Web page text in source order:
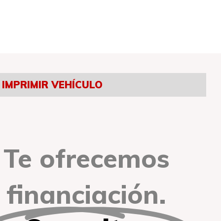
IMPRIMIR VEHÍCULO
Te ofrecemos
financiación.